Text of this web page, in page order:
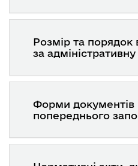
Розмір та порядок
за
Форми документів
попереднього